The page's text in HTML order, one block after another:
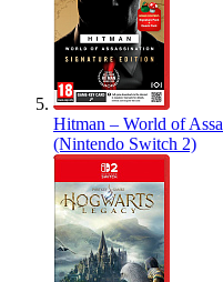
Hitman – World of
(Nintendo Switch 2)